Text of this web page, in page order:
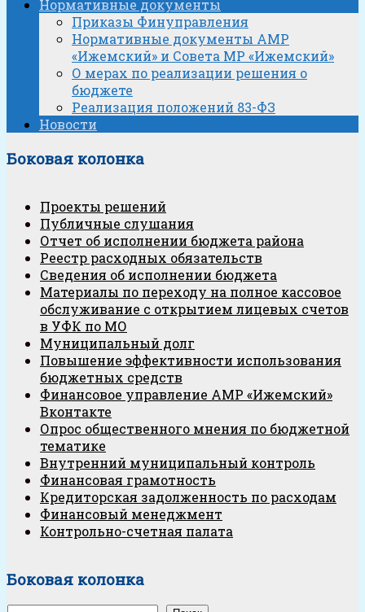
Нормативные документы
Приказы Финуправления
Нормативные документы АМР
«Ижемский» и Совета МР «Ижемский»
О мерах по реализации решения о
бюджете
Реализация положений 83-ФЗ
Новости
Боковая колонка
Проекты решений
Публичные слушания
Отчет об исполнении бюджета района
Реестр расходных обязательств
Сведения об исполнении бюджета
Материалы по переходу на полное кассовое
обслуживание с открытием лицевых счетов
в УФК по МО
Муниципальный долг
Повышение эффективности использования
бюджетных средств
Финансовое управление АМР «Ижемский»
Вконтакте
Опрос общественного мнения по бюджетной
тематике
Внутренний муниципальный контроль
Финансовая грамотность
Кредиторская задолженность по расходам
Финансовый менеджмент
Контрольно-счетная палата
Боковая колонка